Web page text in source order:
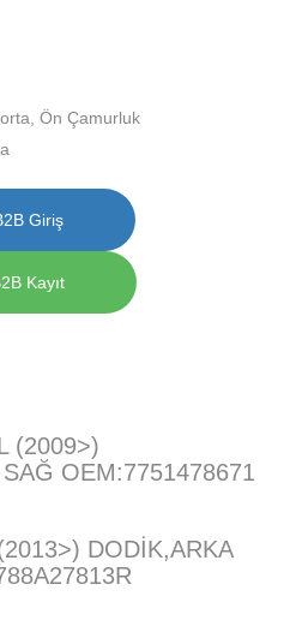
Ön Çamurluk
Giriş
Kayıt
(2009>)
OEM:7751478671
DODİK,ARKA